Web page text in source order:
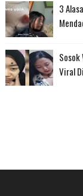
3
Viral